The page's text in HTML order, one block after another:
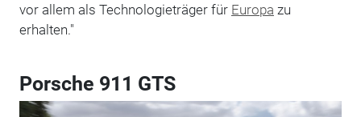
vor allem als Technologieträger für Europa zu
erhalten."
Porsche 911 GTS